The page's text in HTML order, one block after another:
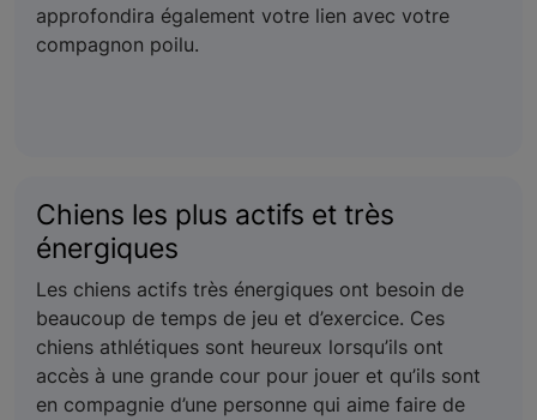
approfondira également votre lien avec votre
compagnon poilu.
Chiens les plus actifs et très
énergiques
Les chiens actifs très énergiques ont besoin de
beaucoup de temps de jeu et d’exercice. Ces
chiens athlétiques sont heureux lorsqu’ils ont
accès à une grande cour pour jouer et qu’ils sont
en compagnie d’une personne qui aime faire de